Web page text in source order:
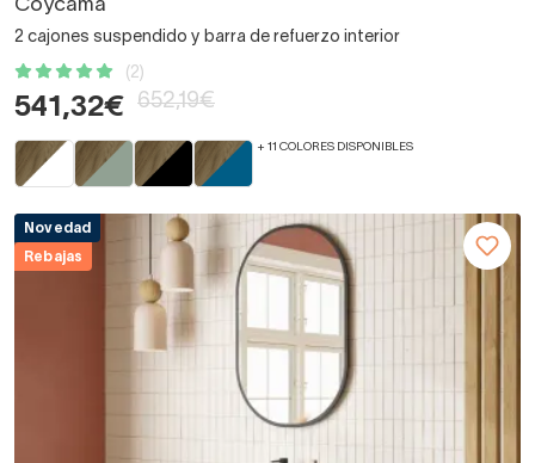
Coycama
2 cajones suspendido y barra de refuerzo interior
(2)
541,32€ 652,19€
+ 11 COLORES DISPONIBLES
Novedad
Rebajas